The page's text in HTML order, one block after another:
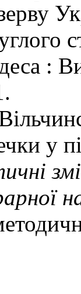
:
у